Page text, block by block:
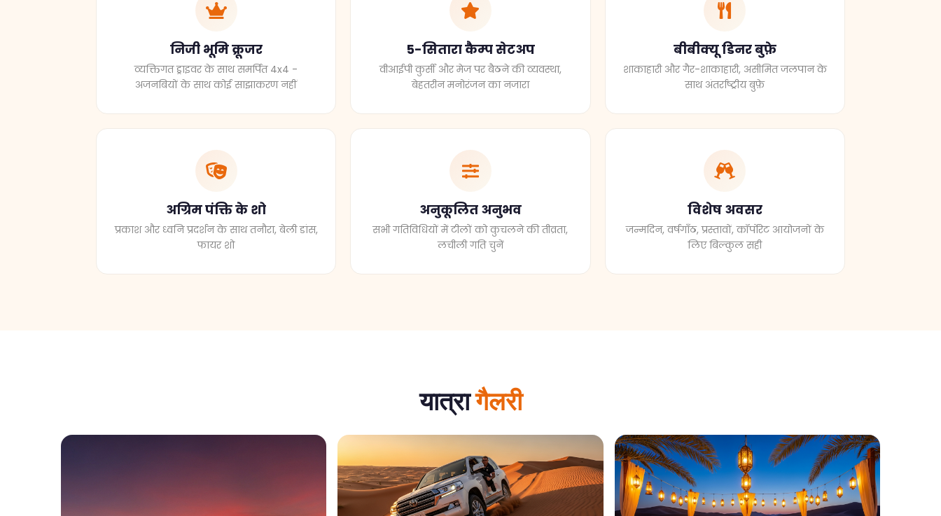
व्यक्तिगत ड्राइवर के साथ समर्पित 4x4 -
अजनबियों के साथ कोई साझाकरण नहीं
वीआईपी कुर्सी और मेज पर बैठने की व्यवस्था,
बेहतरीन मनोरंजन का नजारा
शाकाहारी और गैर-शाकाहारी, असीमित जलपान के
साथ अंतर्राष्ट्रीय बुफ़े
प्रकाश और ध्वनि प्रदर्शन के साथ तनौरा, बेली डांस,
फायर शो
सभी गतिविधियों में टीलों को कुचलने की तीव्रता,
लचीली गति चुनें
जन्मदिन, वर्षगाँठ, प्रस्तावों, कॉर्पोरेट आयोजनों के
लिए बिल्कुल सही
गैलरी